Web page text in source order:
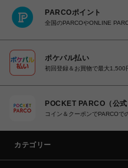
PARCOポイント
全国のPARCOやONLINE
ポケパル払い
初回登録＆お買物で最大1,500
POCKET PARCO（公式
コイン＆クーポンでPARCOで
カテゴリー